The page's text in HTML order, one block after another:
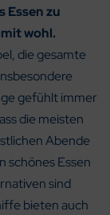
Essen zu
wohl.
die gesamte
gefühlt immer
die meisten
Abende
schönes Essen
sind
bieten auch